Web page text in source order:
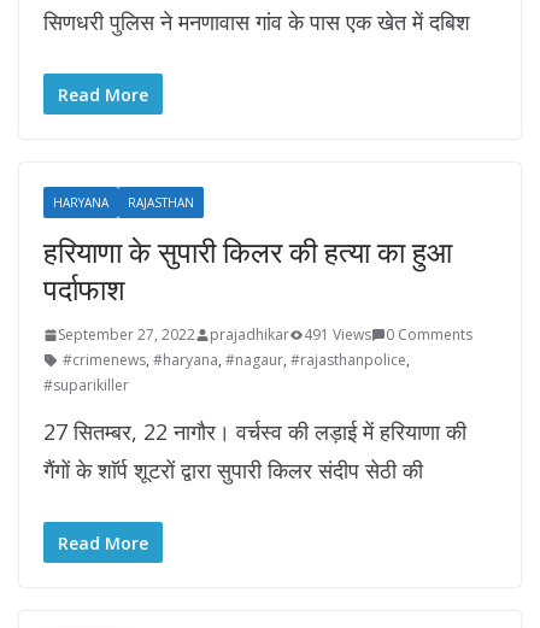
सिणधरी पुलिस ने मनणावास गांव के पास एक खेत में दबिश
Read More
HARYANA RAJASTHAN
हरियाणा के सुपारी किलर की हत्या का हुआ
पर्दाफाश
September 27, 2022 prajadhikar 491 Views
0 Comments
#crimenews, #haryana, #nagaur, #rajasthanpolice,
#suparikiller
27 सितम्बर, 22 नागौर। वर्चस्व की लड़ाई में हरियाणा की
गैंगों के शाॅर्प शूटरों द्वारा सुपारी किलर संदीप सेठी की
Read More